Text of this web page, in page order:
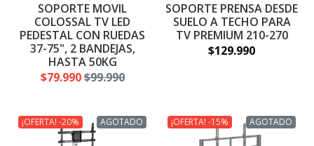
SOPORTE MOVIL
COLOSSAL TV LED
PEDESTAL CON RUEDAS
37-75", 2 BANDEJAS,
HASTA 50KG
$79.990$99.990
SOPORTE PRENSA DESDE
SUELO A TECHO PARA
TV PREMIUM 210-270
$129.990
AGOTADO
¡OFERTA! -20% AGOTADO
¡OFERTA! -15%